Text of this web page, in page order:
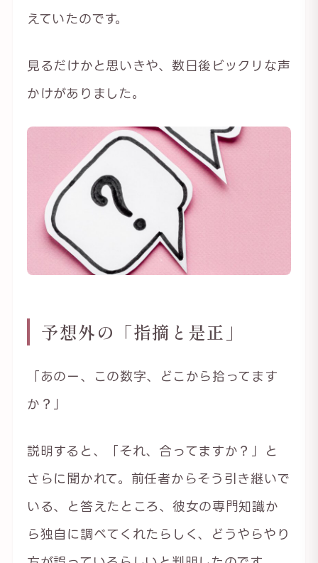
えていたのです。
見るだけかと思いきや、数日後ビックリな声
かけがありました。
予想外の「指摘と是正」
「あのー、この数字、どこから拾ってます
か？」
説明すると、「それ、合ってますか？」と
さらに聞かれて。前任者からそう引き継いで
いる、と答えたところ、彼女の専門知識か
ら独自に調べてくれたらしく、どうやらやり